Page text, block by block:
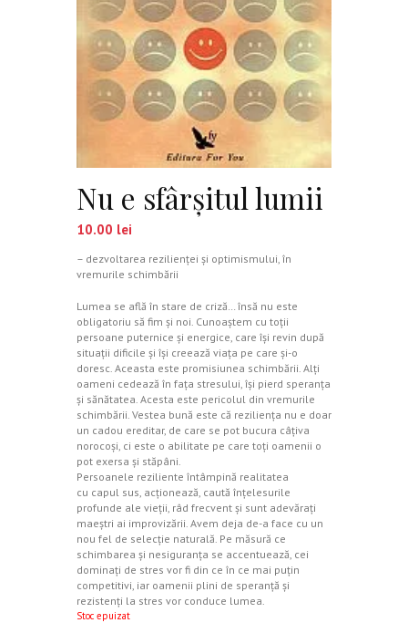
Nu e sfârşitul lumii
10.00 lei
– dezvoltarea rezilienţei şi optimismului, în
vremurile schimbării
Lumea se află în stare de criză… însă nu este
obligatoriu să fim şi noi. Cunoaştem cu toţii
persoane puternice şi energice, care îşi revin după
situaţii dificile şi îşi creează viaţa pe care şi-o
doresc. Aceasta este promisiunea schimbării. Alţi
oameni cedează în faţa stresului, îşi pierd speranţa
şi sănătatea. Acesta este pericolul din vremurile
schimbării. Vestea bună este că rezilienţa nu e doar
un cadou ereditar, de care se pot bucura câţiva
norocoşi, ci este o abilitate pe care toţi oamenii o
pot exersa şi stăpâni.
Persoanele reziliente întâmpină realitatea
cu capul sus, acţionează, caută înţelesurile
profunde ale vieţii, râd frecvent şi sunt adevăraţi
maeştri ai improvizării. Avem deja de-a face cu un
nou fel de selecţie naturală. Pe măsură ce
schimbarea şi nesiguranţa se accentuează, cei
dominaţi de stres vor fi din ce în ce mai puţin
competitivi, iar oamenii plini de speranţă şi
rezistenţi la stres vor conduce lumea.
Stoc epuizat